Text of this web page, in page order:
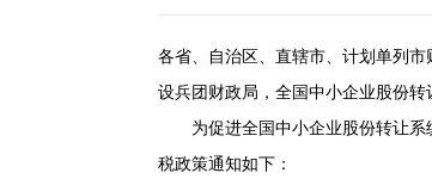
各省、自治区、直辖市、计划单列
设兵团财政局，全国中小企业股份
为促进全国中小企业股份转让系
税政策通知如下：